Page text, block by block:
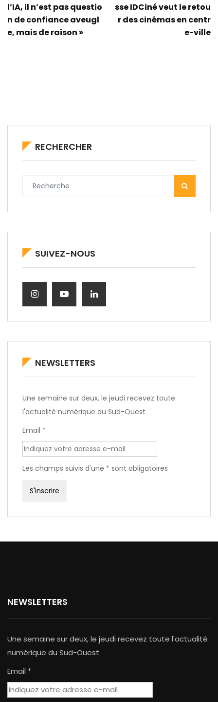
l’IA, il n’est pas questio
n de confiance aveugl
e, mais de raison »
sse IDCiné veut le retou
r des cinémas en centr
e-ville
RECHERCHER
SUIVEZ-NOUS
NEWSLETTERS
Une semaine sur deux, le jeudi recevez toute
l'actualité numérique du Sud-Ouest
Email *
Les champs suivis d'une * sont obligatoires
NEWSLETTERS
Une semaine sur deux, le jeudi recevez toute l'actualité
numérique du Sud-Ouest
Email *